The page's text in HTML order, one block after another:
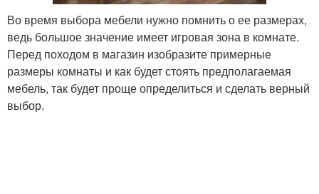
Во время выбора мебели нужно помнить о ее размерах,
ведь большое значение имеет игровая зона в комнате.
Перед походом в магазин изобразите примерные
размеры комнаты и как будет стоять предполагаемая
мебель, так будет проще определиться и сделать верный
выбор.